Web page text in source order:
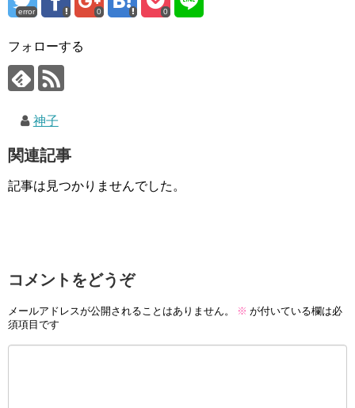
error 0 0
フォローする
神子
関連記事
記事は見つかりませんでした。
コメントをどうぞ
メールアドレスが公開されることはありません。 ※ が付いている欄は必
須項目です